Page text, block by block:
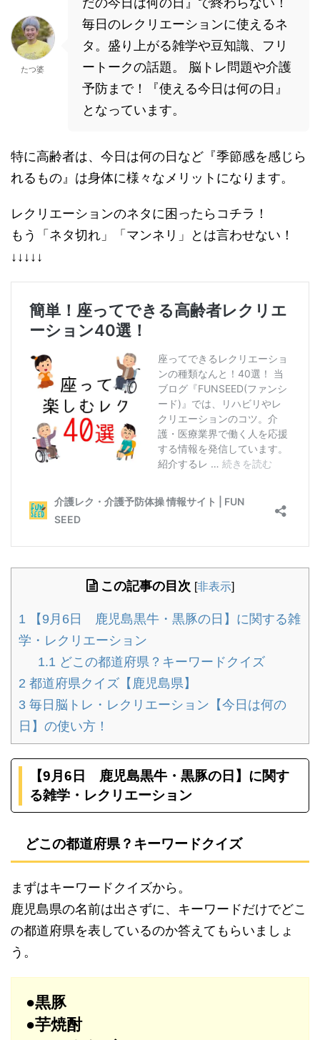
たつ婆
だの今日は何の日』で終わらない！
毎日のレクリエーションに使えるネ
タ。盛り上がる雑学や豆知識、フリ
ートークの話題。 脳トレ問題や介護
予防まで！『使える今日は何の日』
となっています。
特に高齢者は、今日は何の日など『季節感を感じら
れるもの』は身体に様々なメリットになります。
レクリエーションのネタに困ったらコチラ！
もう「ネタ切れ」「マンネリ」とは言わせない！
↓↓↓↓↓
この記事の目次 [非表示]
1 【9月6日 鹿児島黒牛・黒豚の日】に関する雑
学・レクリエーション
1.1 どこの都道府県？キーワードクイズ
2 都道府県クイズ【鹿児島県】
3 毎日脳トレ・レクリエーション【今日は何の
日】の使い方！
【9月6日 鹿児島黒牛・黒豚の日】に関す
る雑学・レクリエーション
どこの都道府県？キーワードクイズ
まずはキーワードクイズから。
鹿児島県の名前は出さずに、キーワードだけでどこ
の都道府県を表しているのか答えてもらいましょ
う。
●黒豚
●芋焼酎